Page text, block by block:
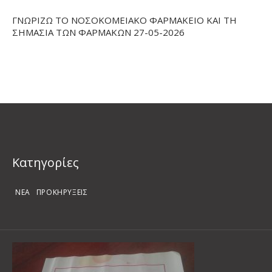
ΓΝΩΡΙΖΩ ΤΟ ΝΟΣΟΚΟΜΕΙΑΚΟ ΦΑΡΜΑΚΕΙΟ ΚΑΙ ΤΗ
ΣΗΜΑΣΙΑ ΤΩΝ ΦΑΡΜΑΚΩΝ 27-05-2026
Kατηγορίες
ΝΕΑ ΠΡΟΚΗΡΥΞΕΙΣ